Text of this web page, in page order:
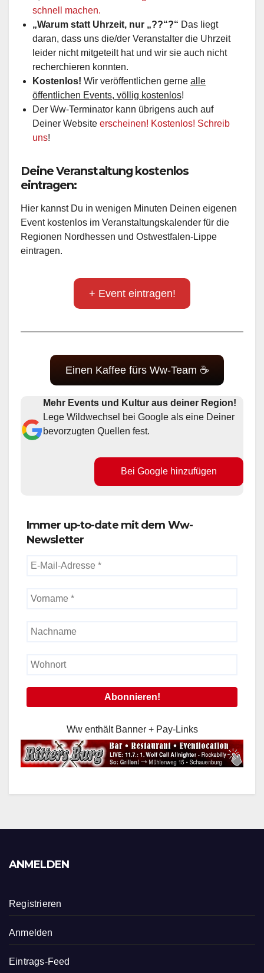
schnell machen.
„Warum statt Uhrzeit, nur „??“?“ Das liegt
daran, dass uns die/der Veranstalter die Uhrzeit
leider nicht mitgeteilt hat und wir sie auch nicht
recherchieren konnten.
Kostenlos! Wir veröffentlichen gerne alle
öffentlichen Events, völlig kostenlos!
Der Ww-Terminator kann übrigens auch auf
Deiner Website erscheinen! Kostenlos! Schreib
uns!
Deine Veranstaltung kostenlos
eintragen:
Hier kannst Du in wenigen Minuten Deinen eigenen
Event kostenlos im Veranstaltungskalender für die
Regionen Nordhessen und Ostwestfalen-Lippe
eintragen.
+ Event eintragen!
Einen Kaffee fürs Ww-Team ☕
Mehr Events und Kultur aus deiner Region!
Lege Wildwechsel bei Google als eine Deiner
bevorzugten Quellen fest.
Bei Google hinzufügen
Immer up-to-date mit dem Ww-
Newsletter
Ww enthält Banner + Pay-Links
ANMELDEN
Registrieren
Anmelden
Eintrags-Feed